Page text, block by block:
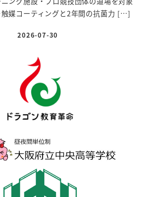
媒コーティングと2年間の抗菌力 […]
投稿日
2026-07-30